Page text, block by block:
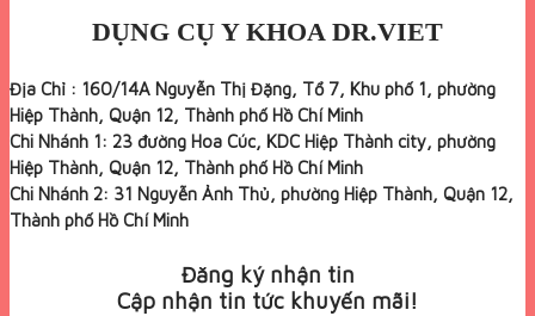
DỤNG CỤ Y KHOA DR.VIET
Địa Chỉ : 160/14A Nguyễn Thị Đặng, Tổ 7, Khu phố 1, phường
Hiệp Thành, Quận 12, Thành phố Hồ Chí Minh
Chi Nhánh 1: 23 đường Hoa Cúc, KDC Hiệp Thành city, phường
Hiệp Thành, Quận 12, Thành phố Hồ Chí Minh
Chi Nhánh 2: 31 Nguyễn Ảnh Thủ, phường Hiệp Thành, Quận 12,
Thành phố Hồ Chí Minh
Đăng ký nhận tin
Cập nhận tin tức khuyến mãi!